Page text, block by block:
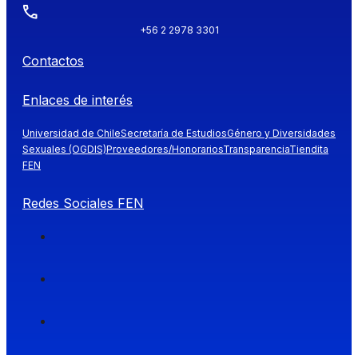
+56 2 2978 3301
Contactos
Enlaces de interés
Universidad de ChileSecretaría de EstudiosGénero y Diversidades
Sexuales (OGDIS)Proveedores/HonorariosTransparenciaTiendita
FEN
Redes Sociales FEN